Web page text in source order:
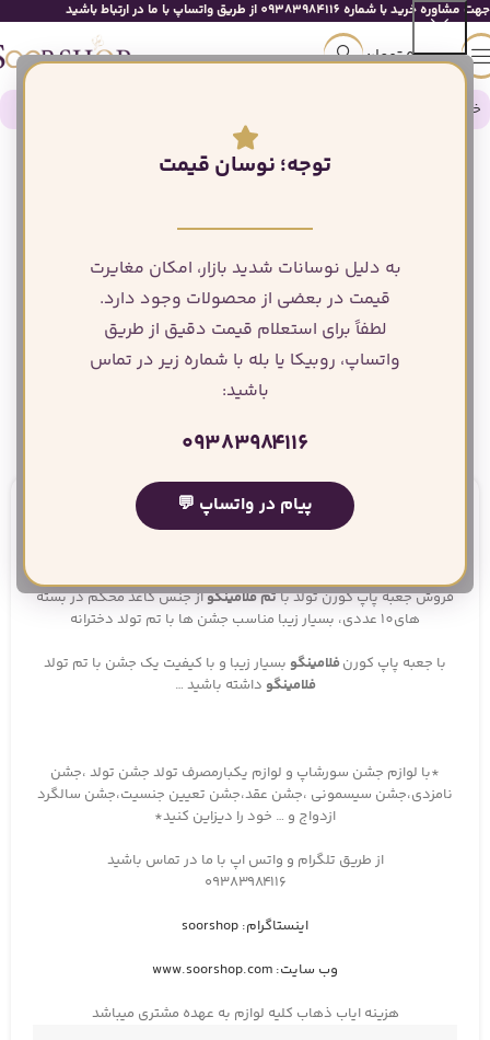
توجه؛ نوسان قیمت
به دلیل نوسانات شدید بازار، امکان مغایرت
قیمت در بعضی از محصولات وجود دارد.
لطفاً برای استعلام قیمت دقیق از طریق
واتساپ، روبیکا یا بله با شماره زیر در تماس
باشید:
۰۹۳۸۳۹۸۴۱۱۶
پیام در واتساپ 💬
جهت مشاوره خرید با شماره 09383984116 از طریق واتساپ با ما در ارتباط باشید
0تومان
خانه
ظرف پاپ کورن با تم فلامینگو
0تومان
فروش جعبه پاپ کورن تولد باتم فلامینگواز جنس کاغذ محکم در بسته
های10 عددی، بسیار زیبا مناسب جشن ها با تم تولد دخترانه
با جعبه پاپ کورنفلامینگو بسیار زیبا و با کیفیت یک جشن با تم تولد
فلامینگو داشته باشید …
*با لوازم جشن سورشاپ و لوازم یکبارمصرف تولد جشن تولد ،جشن
نامزدی،جشن سیسمونی ،جشن عقد،جشن تعیین جنسیت،جشن سالگرد
ازدواج و … خود را دیزاین کنید*
از طریق تلگرام و واتس اپ با ما در تماس باشید
۰۹۳۸۳۹۸۴۱۱۶
اینستاگرام: soorshop
وب سایت: www.soorshop.com
هزینه ایاب ذهاب کلیه لوازم به عهده مشتری میباشد